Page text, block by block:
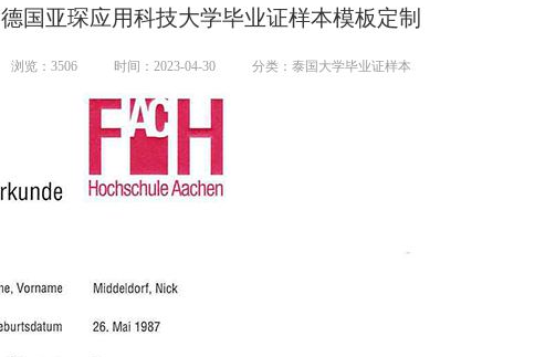
德国亚琛应用科技大学毕业证样本模板定制
浏览： 3506 时间：2023-04-30 分类：泰国大学毕业证样本